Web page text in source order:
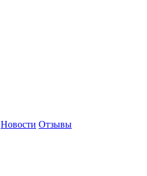
Новости Отзывы